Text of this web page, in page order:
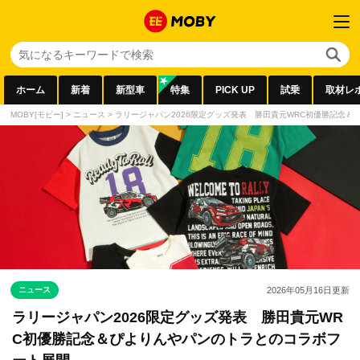
ホーム 新着 新型車 特集 PICK UP 試乗 取材レ
MOBY[モビー] > ニュース > ラリージャパン2026限定グッズ発表 勝田貴元WRC初優勝記念＆
ニュース 2026年05月16日更新
ラリージャパン2026限定グッズ発表 勝田貴元WR
C初優勝記念＆ぴよりんやパンのトラとのコラボフ